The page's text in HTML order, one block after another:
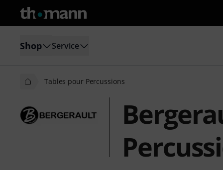
Shop Service
Tables pour Percussions